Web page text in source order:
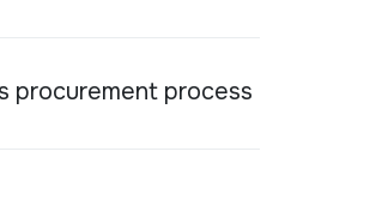
procurement process